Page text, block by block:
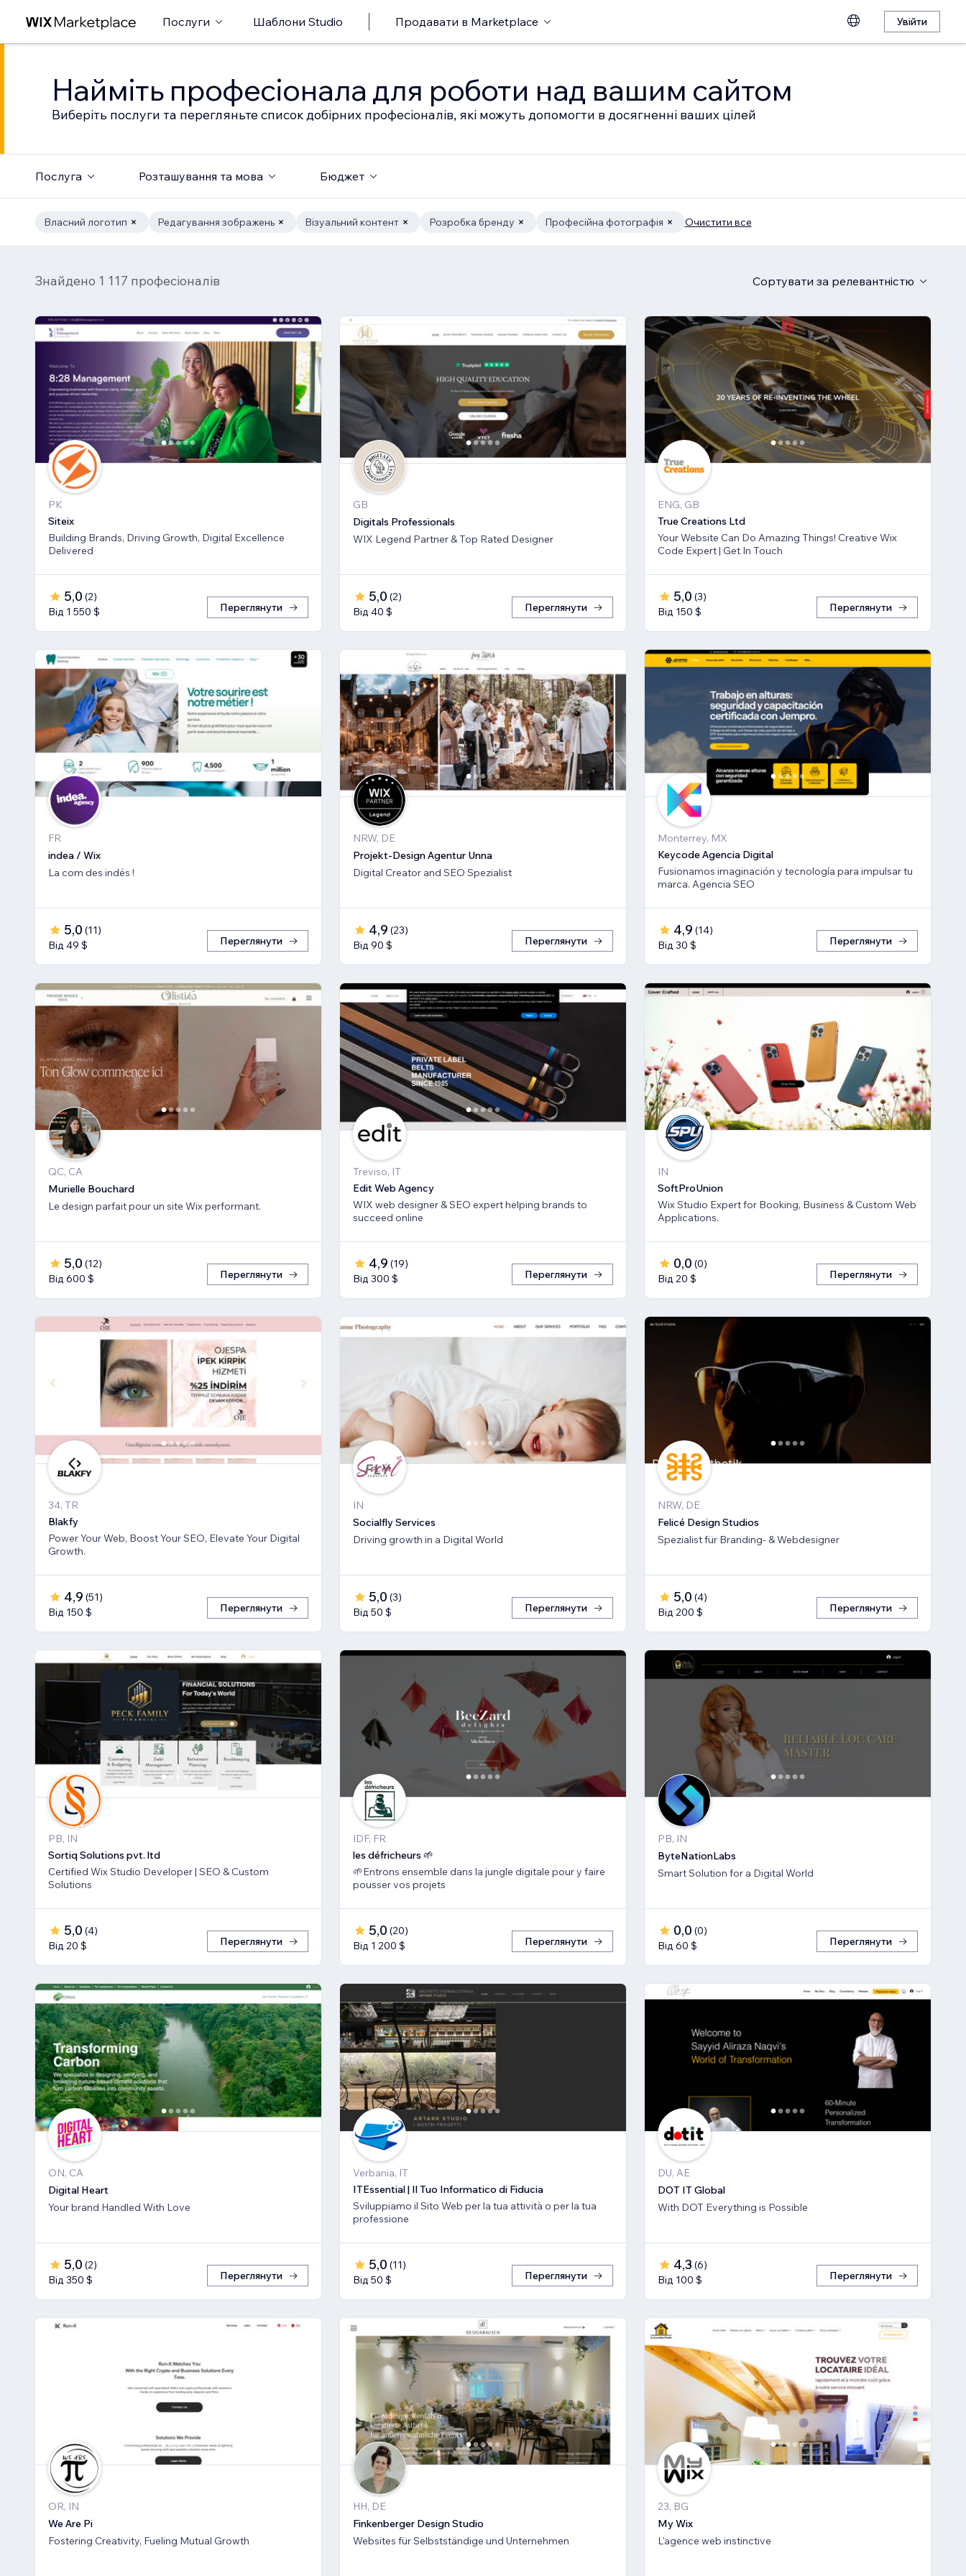
Послуги Шаблони Studio Продавати в Marketplace Увійти
Найміть професіонала для роботи над вашим сайтом
Виберіть послуги та перегляньте список добірних професіоналів, які можуть допомогти в досягненні ваших цілей
Послуга Розташування та мова Бюджет
Власний логотип Редагування зображень Візуальний контент Розробка бренду Професійна фотографія Очистити все
Знайдено 1 117 професіоналів Сортувати за релевантністю
PK
Siteix
Building Brands, Driving Growth, Digital Excellence
Delivered
5,0 (2)
Від 1 550 $
Переглянути
GB
Digitals Professionals
WIX Legend Partner & Top Rated Designer
5,0 (2)
Від 40 $
Переглянути
ENG, GB
True Creations Ltd
Your Website Can Do Amazing Things! Creative Wix
Code Expert | Get In Touch
5,0 (3)
Від 150 $
Переглянути
FR
indea / Wix
La com des indés !
5,0 (11)
Від 49 $
Переглянути
NRW, DE
Projekt-Design Agentur Unna
Digital Creator and SEO Spezialist
4,9 (23)
Від 90 $
Переглянути
Monterrey, MX
Keycode Agencia Digital
Fusionamos imaginación y tecnología para impulsar tu
marca. Agencia SEO
4,9 (14)
Від 30 $
Переглянути
QC, CA
Murielle Bouchard
Le design parfait pour un site Wix performant.
5,0 (12)
Від 600 $
Переглянути
Treviso, IT
Edit Web Agency
WIX web designer & SEO expert helping brands to
succeed online
4,9 (19)
Від 300 $
Переглянути
IN
SoftProUnion
Wix Studio Expert for Booking, Business & Custom Web
Applications.
0,0 (0)
Від 20 $
Переглянути
34, TR
Blakfy
Power Your Web, Boost Your SEO, Elevate Your Digital
Growth.
4,9 (51)
Від 150 $
Переглянути
IN
Socialfly Services
Driving growth in a Digital World
5,0 (3)
Від 50 $
Переглянути
NRW, DE
Felicé Design Studios
Spezialist für Branding- & Webdesigner
5,0 (4)
Від 200 $
Переглянути
PB, IN
Sortiq Solutions pvt. ltd
Certified Wix Studio Developer | SEO & Custom
Solutions
5,0 (4)
Від 20 $
Переглянути
IDF, FR
les défricheurs 🌱
🌱Entrons ensemble dans la jungle digitale pour y faire
pousser vos projets
5,0 (20)
Від 1 200 $
Переглянути
PB, IN
ByteNationLabs
Smart Solution for a Digital World
0,0 (0)
Від 60 $
Переглянути
ON, CA
Digital Heart
Your brand Handled With Love
5,0 (2)
Від 350 $
Переглянути
Verbania, IT
ITEssential | Il Tuo Informatico di Fiducia
Sviluppiamo il Sito Web per la tua attività o per la tua
professione
5,0 (11)
Від 50 $
Переглянути
DU, AE
DOT IT Global
With DOT Everything is Possible
4,3 (6)
Від 100 $
Переглянути
OR, IN
We Are Pi
Fostering Creativity, Fueling Mutual Growth
HH, DE
Finkenberger Design Studio
Websites für Selbstständige und Unternehmen
23, BG
My Wix
L'agence web instinctive